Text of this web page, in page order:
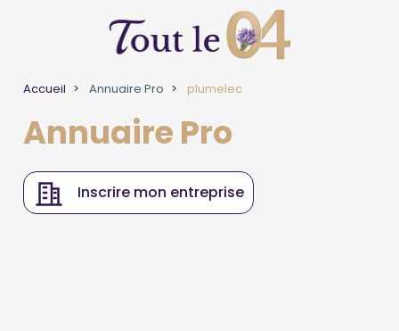
Accueil Annuaire Pro plumelec
Annuaire Pro
Inscrire mon entreprise